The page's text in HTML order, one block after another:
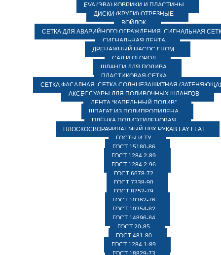
EVA (ЭВА) КОВРИКИ И ПЛАСТИНЫ
ДИСКИ (КРУГИ) ОТРЕЗНЫЕ
ВОЙЛОК
СЕТКА ДЛЯ АВАРИЙНОГО ОГРАЖДЕНИЯ, СИГНАЛЬНАЯ
СИГНАЛЬНАЯ ЛЕНТА
ДРЕНАЖНЫЙ НАСОС ГНОМ.
САД И ОГОРОД
ШЛАНГИ ДЛЯ ПОЛИВА
ПЛАСТИКОВАЯ СЕТКА
СЕТКА ФАСАДНАЯ. СЕТКА СОЛНЦЕЗАЩИТНАЯ
АКСЕССУАРЫ ДЛЯ ПОЛИВОЧНЫХ ШЛАНГОВ
ЛЕНТА “КАПЕЛЬНЫЙ ПОЛИВ”
ШПАГАТ ИЗ ПОЛИПРОПИЛЕНА
ПЛЁНКА ПОЛИЭТИЛЕНОВАЯ
ПЛОСКОСВОРАЧИВАЕМЫЙ ПВХ РУКАВ LAY FLAT
ГОСТЫ И ТУ
ГОСТ 15180-86
ГОСТ 1284.2-89
ГОСТ 1284.2-96
ГОСТ 6678-72
ГОСТ 7338-90
ГОСТ 8752-79
ГОСТ 10362-76
ГОСТ 10354-82
ГОСТ 14896-84
ГОСТ 20-85
ГОСТ 481-80
ГОСТ 1284.1-89
ГОСТ 18829-73